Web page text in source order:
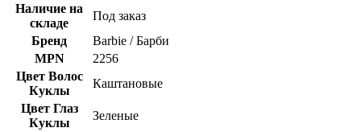
Наличие на
складе
Под заказ
Бренд
Barbie / Барби
MPN
2256
Цвет Волос
Куклы
Каштановые
Цвет Глаз
Куклы
Зеленые